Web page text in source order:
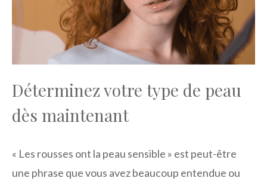
Déterminez votre type de peau
dès maintenant
« Les rousses ont la peau sensible » est peut-être
une phrase que vous avez beaucoup entendue ou